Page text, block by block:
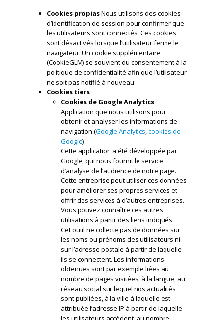
Cookies propiasNous utilisons des cookies
d’identification de session pour confirmer que
les utilisateurs sont connectés. Ces cookies
sont désactivés lorsque l’utilisateur ferme le
navigateur. Un cookie supplémentaire
(CookieGLM) se souvient du consentement à la
politique de confidentialité afin que l’utilisateur
ne soit pas notifié à nouveau.
Cookies tiers
Cookies de Google Analytics
Application que nous utilisons pour
obtenir et analyser les informations de
navigation (Google Analytics,cookies de
Google)
Cette application a été développée par
Google, qui nous fournit le service
d’analyse de l’audience de notre page.
Cette entreprise peut utiliser ces données
pour améliorer ses propres services et
offrir des services à d’autres entreprises.
Vous pouvez connaître ces autres
utilisations à partir des liens indiqués.
Cet outil ne collecte pas de données sur
les noms ou prénoms des utilisateurs ni
sur l’adresse postale à partir de laquelle
ils se connectent. Les informations
obtenues sont par exemple liées au
nombre de pages visitées, à la langue, au
réseau social sur lequel nos actualités
sont publiées, à la ville à laquelle est
attribuée l’adresse IP à partir de laquelle
les utilisateurs accèdent, au nombre